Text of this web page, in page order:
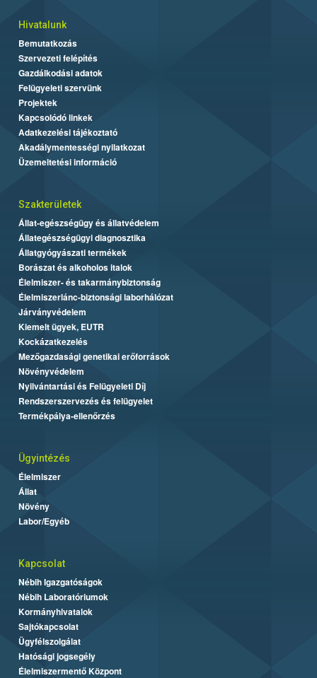
Hivatalunk
Bemutatkozás
Szervezeti felépítés
Gazdálkodási adatok
Felügyeleti szervünk
Projektek
Kapcsolódó linkek
Adatkezelési tájékoztató
Akadálymentességi nyilatkozat
Üzemeltetési információ
Szakterületek
Állat-egészségügy és állatvédelem
Állategészségügyi diagnosztika
Állatgyógyászati termékek
Borászat és alkoholos italok
Élelmiszer- és takarmánybiztonság
Élelmiszerlánc-biztonsági laborhálózat
Járványvédelem
Kiemelt ügyek, EUTR
Kockázatkezelés
Mezőgazdasági genetikai erőforrások
Növényvédelem
Nyilvántartási és Felügyeleti Díj
Rendszerszervezés és felügyelet
Termékpálya-ellenőrzés
Ügyintézés
Élelmiszer
Állat
Növény
Labor/Egyéb
Kapcsolat
Nébih Igazgatóságok
Nébih Laboratóriumok
Kormányhivatalok
Sajtókapcsolat
Ügyfélszolgálat
Hatósági jogsegély
Élelmiszermentő Központ